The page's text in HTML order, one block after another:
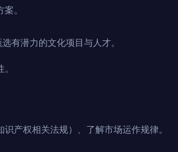
。
有潜力的文化项目与人才。
产权相关法规）、了解市场运作规律。